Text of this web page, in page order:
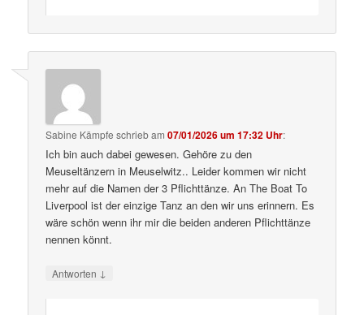
Sabine Kämpfe schriebam07/01/2026 um 17:32 Uhr:
Ich bin auch dabei gewesen. Gehöre zu den
Meuseltänzern in Meuselwitz.. Leider kommen wir nicht
mehr auf die Namen der 3 Pflichttänze. An The Boat To
Liverpool ist der einzige Tanz an den wir uns erinnern. Es
wäre schön wenn ihr mir die beiden anderen Pflichttänze
nennen könnt.
Antworten ↓